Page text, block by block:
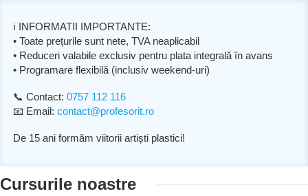
ℹ️ INFORMATII IMPORTANTE:
• Toate prețurile sunt nete, TVA neaplicabil
• Reduceri valabile exclusiv pentru plata integrală în avans
• Programare flexibilă (inclusiv weekend-uri)
📞 Contact: 0757 112 116
📧 Email: contact@profesorit.ro
De 15 ani formăm viitorii artiști plastici!
Cursurile noastre